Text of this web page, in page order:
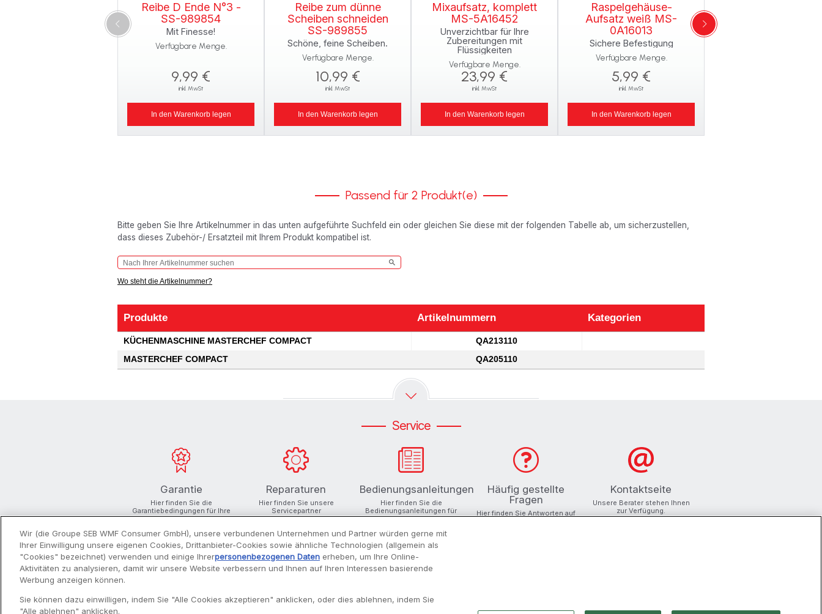
Reibe D Ende N°3 -
SS-989854
Mit Finesse!
Verfügbare Menge.
9,99 €
inkl. MwSt
In den Warenkorb legen
Reibe zum dünne
Scheiben schneiden
SS-989855
Schöne, feine Scheiben.
Verfügbare Menge.
10,99 €
inkl. MwSt
In den Warenkorb legen
Mixaufsatz, komplett
MS-5A16452
Unverzichtbar für Ihre
Zubereitungen mit
Flüssigkeiten
Verfügbare Menge.
23,99 €
inkl. MwSt
In den Warenkorb legen
Raspelgehäuse-
Aufsatz weiß MS-
0A16013
Sichere Befestigung
Verfügbare Menge.
5,99 €
inkl. MwSt
In den Warenkorb legen
Passend für 2 Produkt(e)
Bitte geben Sie Ihre Artikelnummer in das unten aufgeführte Suchfeld ein oder gleichen Sie diese mit der folgenden Tabelle ab, um sicherzustellen,
dass dieses Zubehör-/ Ersatzteil mit Ihrem Produkt kompatibel ist.
Wo steht die Artikelnummer?
Produkte Artikelnummern
Kategorien
Produkte
Artikelnummern
KÜCHENMASCHINE MASTERCHEF COMPACT
QA213110
MASTERCHEF COMPACT
QA205110
Service
Garantie
Hier finden Sie die
Garantiebedingungen für Ihre
Produkte
Reparaturen
Hier finden Sie unsere
Servicepartner
Bedienungsanleitungen
Hier finden Sie die
Bedienungsanleitungen für
Ihre Produkte
Häufig gestellte
Fragen
Hier finden Sie Antworten auf
Kontaktseite
Unsere Berater stehen Ihnen
zur Verfügung.
PRODUKTE INSPIRATIONEN
Wir (die Groupe SEB WMF Consumer GmbH), unsere verbundenen Unternehmen und Partner würden gerne mit
Ihrer Einwilligung unsere eigenen Cookies, Drittanbieter-Cookies sowie ähnliche Technologien (allgemein als
"Cookies" bezeichnet) verwenden und einige Ihrerpersonenbezogenen Daten erheben, um Ihre Online-
Aktivitäten zu analysieren, damit wir unsere Website verbessern und Ihnen auf Ihren Interessen basierende
Werbung anzeigen können.
Sie können dazu einwilligen, indem Sie "Alle Cookies akzeptieren" anklicken, oder dies ablehnen, indem Sie
"Alle ablehnen" anklicken.